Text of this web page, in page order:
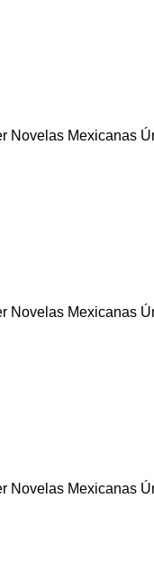
Novelas Mexicanas
Novelas Mexicanas
Novelas Mexicanas